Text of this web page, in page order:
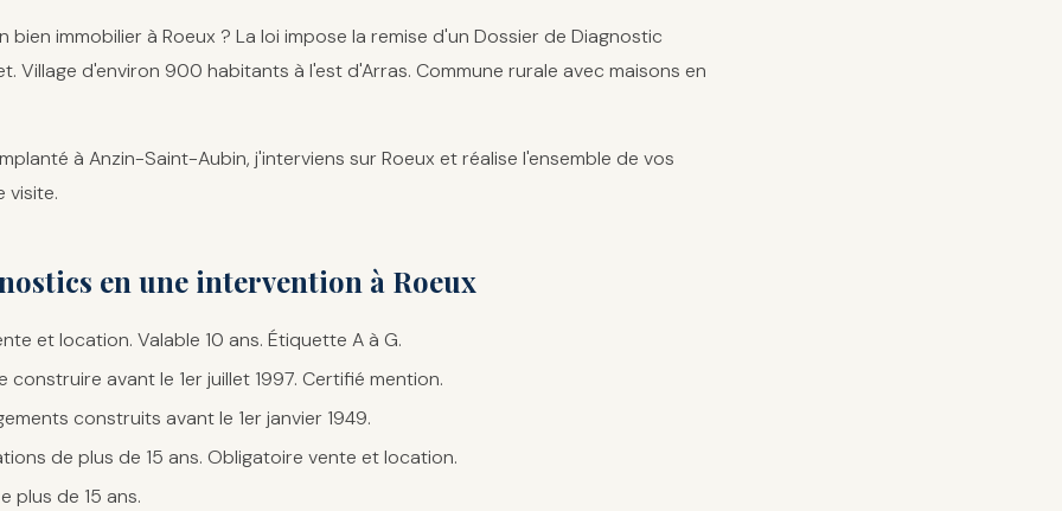
bien immobilier à Roeux ? La loi impose la remise d'un Dossier de Diagnostic
Village d'environ 900 habitants à l'est d'Arras. Commune rurale avec maisons en
à Anzin-Saint-Aubin, j'interviens sur Roeux et réalise l'ensemble de vos
visite.
en une intervention à Roeux
et location. Valable 10 ans. Étiquette A à G.
construire avant le 1er juillet 1997. Certifié mention.
construits avant le 1er janvier 1949.
de plus de 15 ans. Obligatoire vente et location.
plus de 15 ans.